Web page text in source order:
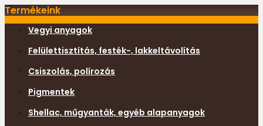
Termékeink
Vegyi anyagok
Felülettisztítás, festék-, lakkeltávolítás
Csiszolás, polírozás
Pigmentek
Shellac, műgyanták, egyéb alapanyagok